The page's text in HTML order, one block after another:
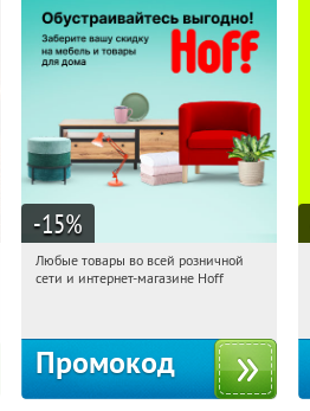
-15%
21:15:13 Получили:
Любые товары во всей розничной
сети и интернет-магазине Hoff
Промокод